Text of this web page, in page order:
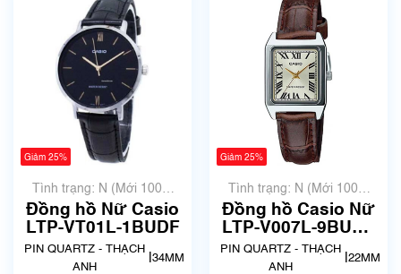
Giảm 25%
Tình trạng: N (Mới 100%
chưa qua sử dụng)
Đồng hồ Nữ Casio
LTP-VT01L-1BUDF
PIN QUARTZ - THẠCH
ANH
34MM
Giảm 25%
Tình trạng: N (Mới 100%
chưa qua sử dụng)
Đồng hồ Casio Nữ
LTP-V007L-9BUDF
Chính Hãng
PIN QUARTZ - THẠCH
ANH
22MM